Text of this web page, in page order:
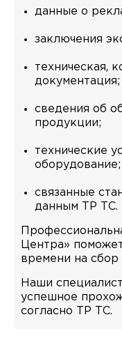
данные о
заключения
техническая,
документация;
сведения об
продукции;
технические
оборудование;
связанные
данным ТР ТС.
Центра»
времени на сбор
Наши
успешное
согласно ТР ТС.